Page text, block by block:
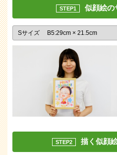
STEP1 似顔絵の
STEP2 描く似顔